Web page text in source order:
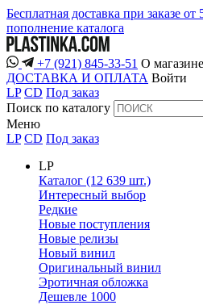
Бесплатная доставка при заказе от
пополнение каталога
+7 (921) 845-33-51 О магазине
ДОСТАВКА И ОПЛАТА Войти
LP CD Под заказ
Поиск по каталогу
Меню
LP CD Под заказ
LP
Каталог (12 639 шт.)
Интересный выбор
Редкие
Новые поступления
Новые релизы
Новый винил
Оригинальный винил
Эротичная обложка
Дешевле 1000